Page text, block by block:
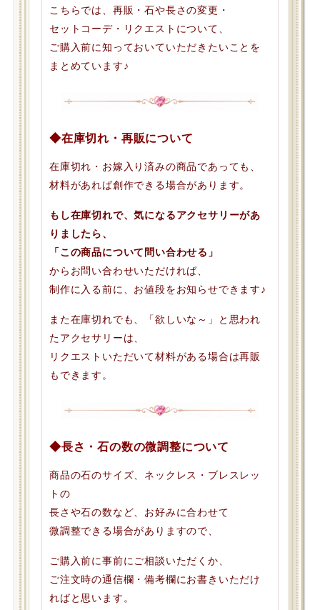
こちらでは、再販・石や長さの変更・
セットコーデ・リクエストについて、
ご購入前に知っておいていただきたいことを
まとめています♪
◆在庫切れ・再販について
在庫切れ・お嫁入り済みの商品であっても、
材料があれば創作できる場合があります。
もし在庫切れで、気になるアクセサリーがあ
りましたら、
「この商品について問い合わせる」
からお問い合わせいただければ、
制作に入る前に、お値段をお知らせできます♪
また在庫切れでも、「欲しいな～」と思われ
たアクセサリーは、
リクエストいただいて材料がある場合は再販
もできます。
◆長さ・石の数の微調整について
商品の石のサイズ、ネックレス・ブレスレッ
トの
長さや石の数など、お好みに合わせて
微調整できる場合がありますので、
ご購入前に事前にご相談いただくか、
ご注文時の通信欄・備考欄にお書きいただけ
ればと思います。